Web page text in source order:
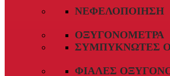
ΝΕΦΕΛΟΠΟΊΗΣΗ
ΟΞΥΓΟΝΌΜΕΤΡΑ
ΣΥΜΠΥΚΝΩΤΈΣ
ΦΙΆΛΕΣ